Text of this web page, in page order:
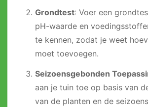
Grondtest: Voer een
pH-waarde en
te kennen, zodat je weet
moet toevoegen.
Seizoensgebonden
aan je tuin toe op basis van
van de planten en de